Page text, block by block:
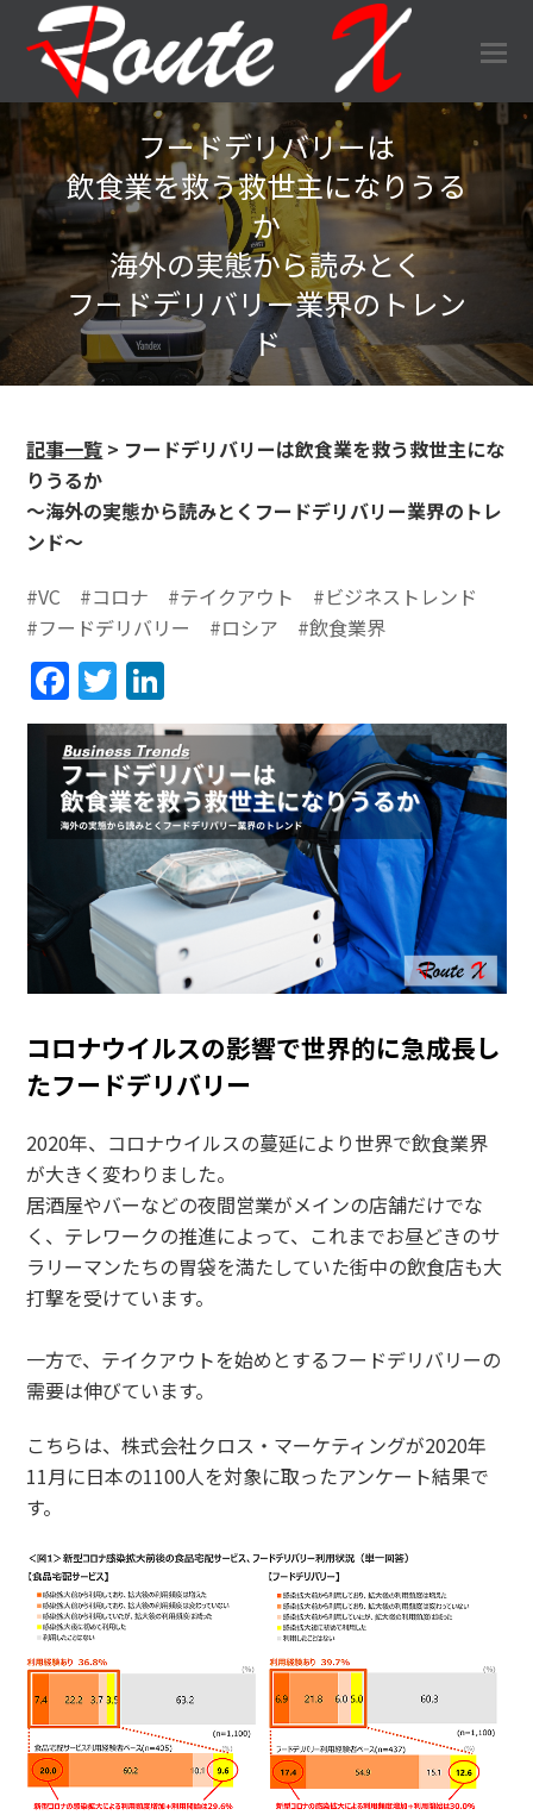
フードデリバリーは
飲食業を救う救世主になりうる
か
海外の実態から読みとく
フードデリバリー業界のトレン
ド
記事一覧 > フードデリバリーは飲食業を救う救世主にな
りうるか
～海外の実態から読みとくフードデリバリー業界のトレ
ンド～
#VC
#コロナ #テイクアウト
#ビジネストレンド
#フードデリバリー
#ロシア #飲食業界
Facebook
Twitter
コロナウイルスの影響で世界的に急成長し
たフードデリバリー
2020年、コロナウイルスの蔓延により世界で飲食業界
が大きく変わりました。
居酒屋やバーなどの夜間営業がメインの店舗だけでな
く、テレワークの推進によって、これまでお昼どきのサ
ラリーマンたちの胃袋を満たしていた街中の飲食店も大
打撃を受けています。
一方で、テイクアウトを始めとするフードデリバリーの
需要は伸びています。
こちらは、株式会社クロス・マーケティングが2020年
11月に日本の1100人を対象に取ったアンケート結果で
す。